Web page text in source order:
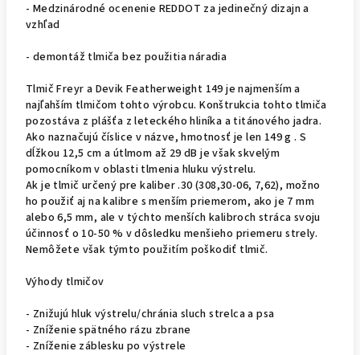
- Medzinárodné ocenenie REDDOT za jedinečný dizajn a
vzhľad
- demontáž tlmiča bez použitia náradia
Tlmič Freyr a Devik Featherweight 149 je najmenším a
najľahším tlmičom tohto výrobcu. Konštrukcia tohto tlmiča
pozostáva z plášťa z leteckého hliníka a titánového jadra.
Ako naznačujú číslice v názve, hmotnosť je len 149 g . S
dĺžkou 12,5 cm a útlmom až 29 dB je však skvelým
pomocníkom v oblasti tlmenia hluku výstrelu.
Ak je tlmič určený pre kaliber .30 (308,30-06, 7,62), možno
ho použiť aj na kalibre s menším priemerom, ako je 7 mm
alebo 6,5 mm, ale v týchto menších kalibroch stráca svoju
účinnosť o 10-50 % v dôsledku menšieho priemeru strely.
Nemôžete však týmto použitím poškodiť tlmič.
Výhody tlmičov
- Znižujú hluk výstrelu/chránia sluch strelca a psa
- Zníženie spätného rázu zbrane
- Zníženie záblesku po výstrele